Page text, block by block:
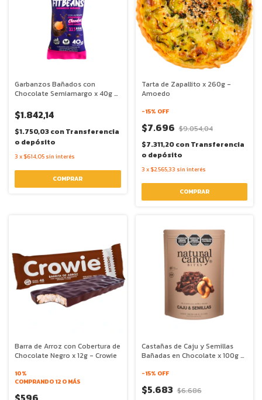
Garbanzos Bañados con
Chocolate Semiamargo x 40g -
$1.842,14
$1.750,03conTransferencia
o depósito
3 x $614,05 sin interés
Tarta de Zapallito x 260g -
Amoedo
-15% OFF
$7.696 $9.054,04
$7.311,20conTransferencia
o depósito
3 x $2.565,33 sin interés
Barra de Arroz con Cobertura de
Chocolate Negro x 12g - Crowie
10%
COMPRANDO 12 O MÁS
Castañas de Caju y Semillas
Bañadas en Chocolate x 100g -
-15% OFF
$5.683 $6.686